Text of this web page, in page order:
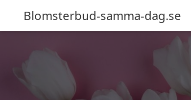
Blomsterbud-samma-dag.se